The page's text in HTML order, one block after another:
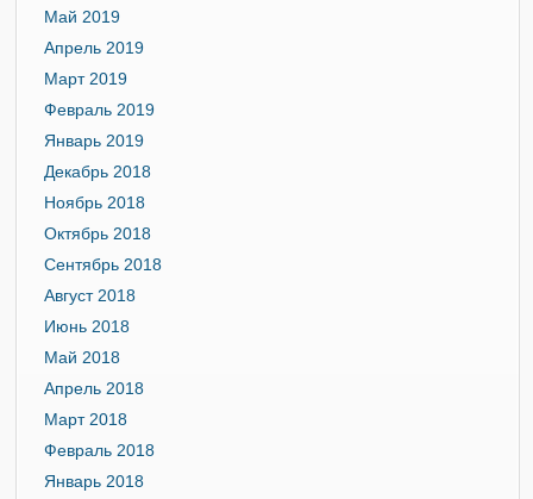
Май 2019
Апрель 2019
Март 2019
Февраль 2019
Январь 2019
Декабрь 2018
Ноябрь 2018
Октябрь 2018
Сентябрь 2018
Август 2018
Июнь 2018
Май 2018
Апрель 2018
Март 2018
Февраль 2018
Январь 2018